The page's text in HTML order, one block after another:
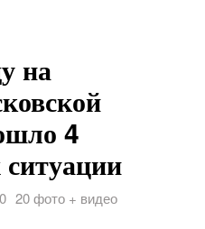
на
4
0 20 фото + видео